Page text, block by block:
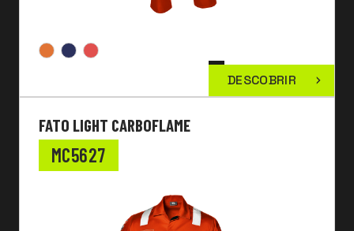
DESCOBRIR
FATO LIGHT CARBOFLAME
MC5627